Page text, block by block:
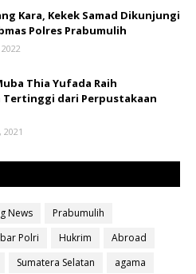
Kara, Kekek Samad Dikunjungi
Polres Prabumulih
Thia Yufada Raih
Tertinggi dari Perpustakaan
News
Prabumulih
Polri Hukrim
Abroad
Sumatera Selatan
agama